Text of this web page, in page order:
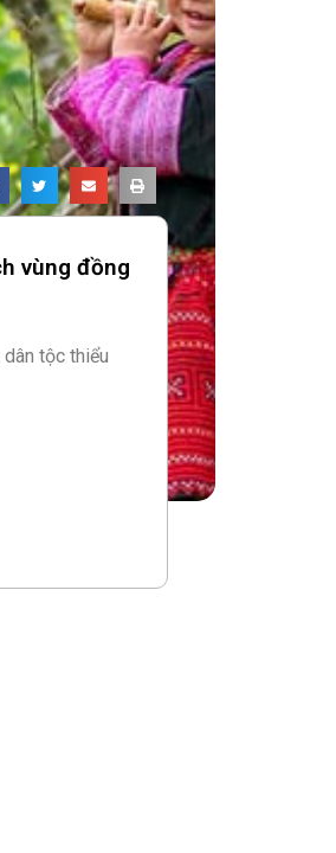
vùng đồng
tộc thiểu